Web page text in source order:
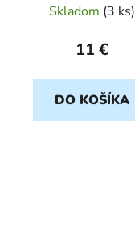
Skladom (3 ks)
11 €
DO KOŠÍKA